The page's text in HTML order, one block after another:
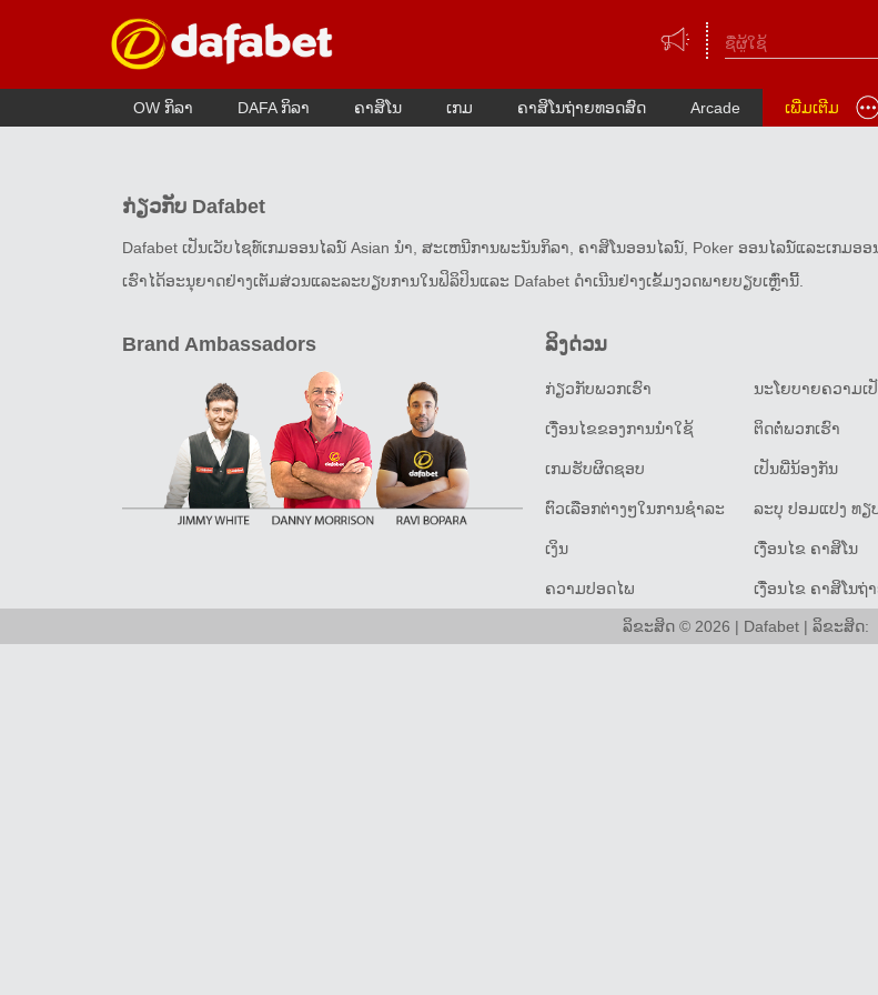
OW ກິລາ DAFA ກິລາ ຄາສິໂນ ເກມ ຄາສິໂນຖ່າຍທອດສົດ Arcade ເພີ່ມເຕີມ
ກ່ຽວກັບ Dafabet
Dafabet ເປັນເວັບໄຊທ໌ເກມອອນໄລນ໌ Asian ນໍາ, ສະເຫນີການພະນັນກິລາ, ຄາສິໂນອອນໄລນ໌, Poker ອອນໄລນ໌ແລະເກ
ເຮົາໄດ້ອະນຸຍາດຢ່າງເຕັມສ່ວນແລະລະບຽບການໃນຟິລິປິນແລະ Dafabet ດໍາເນີນຢ່າງເຂັ້ມງວດພາຍບຽບເຫຼົ່ານີ້.
Brand Ambassadors ລິງດ່ວນ
ກ່ຽວ​ກັບ​ພວກ​ເຮົາ
ເງື່ອນໄຂຂອງການນໍາໃຊ້
ເກມຮັບຜິດຊອບ
ຕົວເລືອກຕ່າງໆໃນການຊໍາລະ
ເງິນ
ຄວາມປອດໄພ
ນະໂຍບາຍຄວາມເ
ຕິດ​ຕໍ່​ພວກ​ເຮົາ
ເປັນພີ່ນ້ອງກັນ
ລະບຸ ປອມແປງ ທຽ
ເງື່ອນໄຂ ຄາສິໂນ
ເງື່ອນໄຂ ຄາສິໂນຖ່
ລິຂະສິດ © 2026 | Dafabet | ລິຂະສິດ: